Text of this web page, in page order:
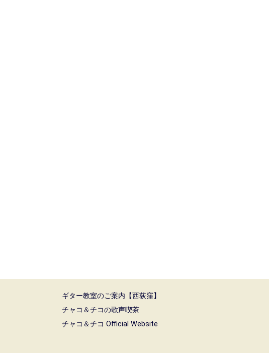
ギター教室のご案内【西荻窪】
チャコ＆チコの歌声喫茶
チャコ＆チコ Official Website